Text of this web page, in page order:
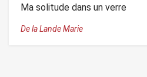
Ma solitude dans un verre
De la Lande Marie